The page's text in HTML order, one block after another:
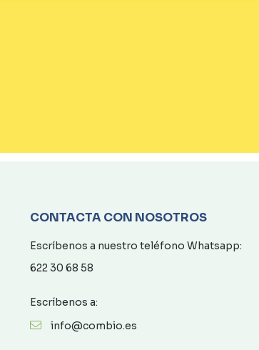
CONTACTA CON NOSOTROS
Escríbenos a nuestro teléfono Whatsapp:
622 30 68 58
Escríbenos a:
info@combio.es